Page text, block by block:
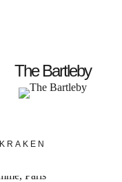
The Bartleby
Startseite
About
Menschen
Kunst
KRAKEN